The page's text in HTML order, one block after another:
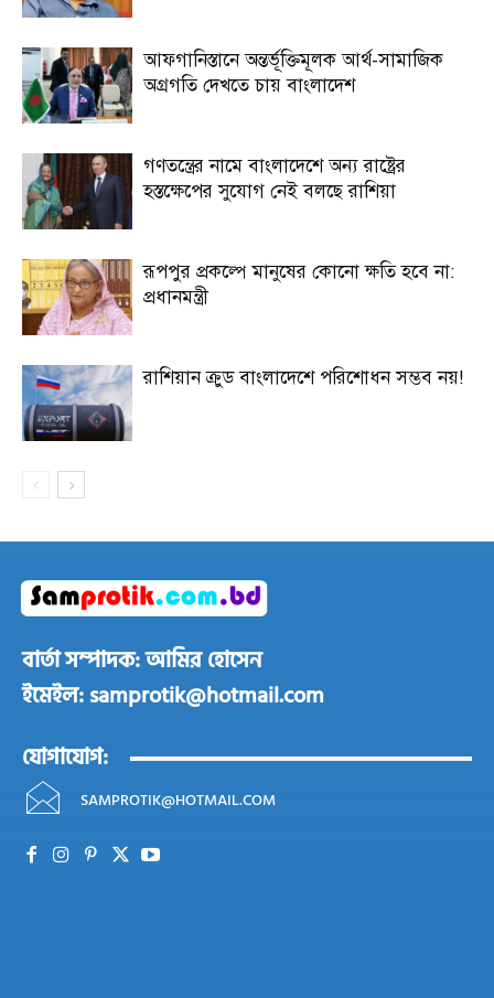
আফগানিস্তানে অন্তর্ভূক্তিমূলক আর্থ-সামাজিক
অগ্রগতি দেখতে চায় বাংলাদেশ
গণতন্ত্রের নামে বাংলাদেশে অন্য রাষ্ট্রের
হস্তক্ষেপের সুযোগ নেই বলছে রাশিয়া
রূপপুর প্রকল্পে মানুষের কোনো ক্ষতি হবে না:
প্রধানমন্ত্রী
রাশিয়ান ক্রুড বাংলাদেশে পরিশোধন সম্ভব নয়!
বার্তা সম্পাদক: আমির হোসেন
ইমেইল: samprotik@hotmail.com
যোগাযোগ:
SAMPROTIK@HOTMAIL.COM